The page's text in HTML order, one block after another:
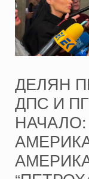
ДЕЛЯН
ДПС И